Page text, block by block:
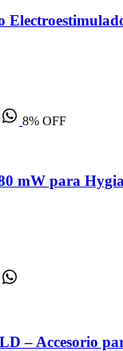
8% OFF
mW para
– Accesorio